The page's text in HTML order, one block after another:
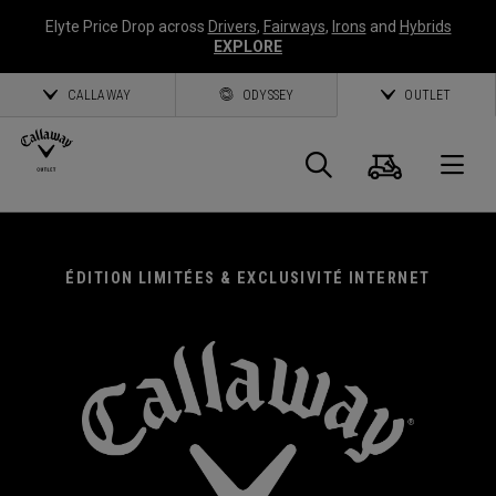
Elyte Price Drop across Drivers, Fairways, Irons and Hybrids
EXPLORE
CALLAWAY ODYSSEY OUTLET
Panier
ÉDITION LIMITÉES & EXCLUSIVITÉ INTERNET